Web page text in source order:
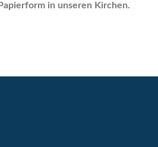
in unseren Kirchen.